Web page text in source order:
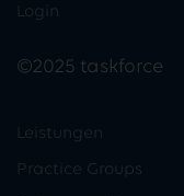
Login
©2025 taskforce
Leistungen
Practice Groups